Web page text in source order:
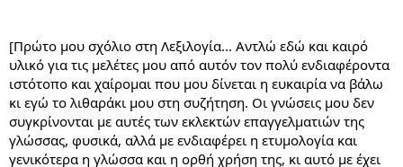
[Πρώτο μου σχόλιο στη Λεξιλογία... Αντλώ εδώ και καιρό
υλικό για τις μελέτες μου από αυτόν τον πολύ ενδιαφέροντα
ιστότοπο και χαίρομαι που μου δίνεται η ευκαιρία να βάλω
κι εγώ το λιθαράκι μου στη συζήτηση. Οι γνώσεις μου δεν
συγκρίνονται με αυτές των εκλεκτών επαγγελματιών της
γλώσσας, φυσικά, αλλά με ενδιαφέρει η ετυμολογία και
γενικότερα η γλώσσα και η ορθή χρήση της, κι αυτό με έχει